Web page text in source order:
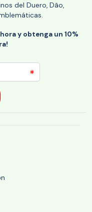
del Duero, Dão,
y obtenga un 10%